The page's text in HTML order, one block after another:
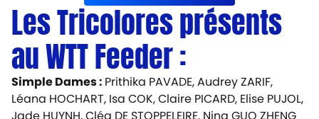
Les Tricolores présents
au WTT Feeder :
Simple Dames : Prithika PAVADE, Audrey ZARIF,
Léana HOCHART, Isa COK, Claire PICARD, Elise PUJOL,
Jade HUYNH, Cléa DE STOPPELEIRE, Nina GUO ZHENG